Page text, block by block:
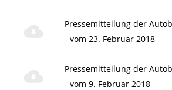
Pressemitteilung der
- vom 23. Februar 2018
Pressemitteilung der
- vom 9. Februar 2018